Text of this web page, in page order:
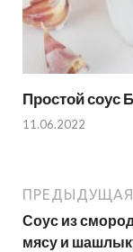
Простой соус
11.06.2022
ПРЕДЫДУЩАЯ
Соус из
мясу и